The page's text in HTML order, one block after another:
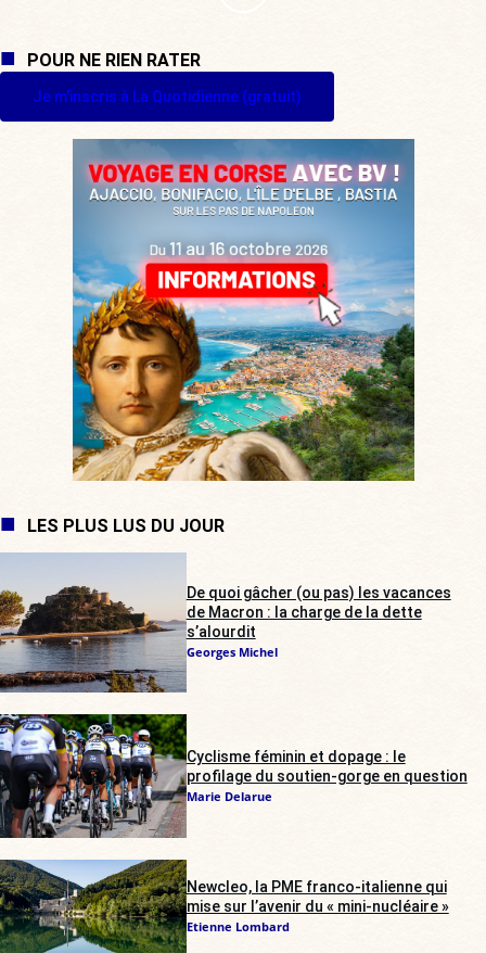
POUR NE RIEN RATER
Je m'inscris à La Quotidienne (gratuit)
LES PLUS LUS DU JOUR
De quoi gâcher (ou pas) les vacances
de Macron : la charge de la dette
s’alourdit
Georges Michel
Cyclisme féminin et dopage : le
profilage du soutien-gorge en question
Marie Delarue
Newcleo, la PME franco-italienne qui
mise sur l’avenir du « mini-nucléaire »
Etienne Lombard